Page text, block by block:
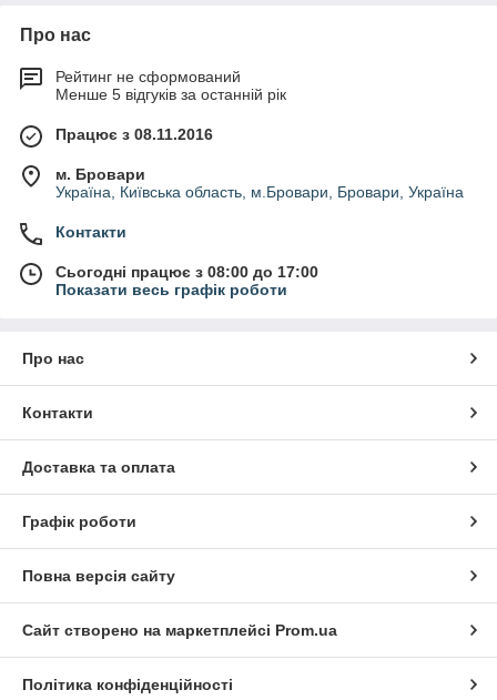
Про нас
Рейтинг не сформований
Менше 5 відгуків за останній рік
Працює з 08.11.2016
м. Бровари
Україна, Київська область, м.Бровари, Бровари, Україна
Контакти
Сьогодні працює з 08:00 до 17:00
Показати весь графік роботи
Про нас
Контакти
Доставка та оплата
Графік роботи
Повна версія сайту
Сайт створено на маркетплейсі Prom.ua
Політика конфіденційності